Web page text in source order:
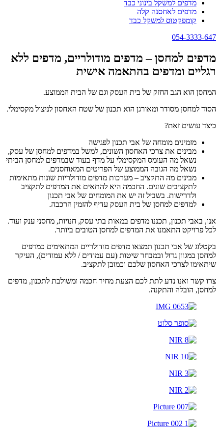
מדפים למשקל בינוני כבד
מדפים לאחסנה קלה
קומפקטוס למשקל כבד
054-3333-647
מדפים למחסן – מדפים מודולריים, מדפים ללא
רגליים ומדפים בהתאמה אישית
המחסן הוא הגב החזק של בית העסק וגם של הבית הממוצע.
הסוד למחסן מסודר ומאורגן הוא תכנון של שטח האחסון לניצול מקסימלי.
כיצד עושים זאת?
מזמינים מומחה של אבי תכנון לפגישה
מבינים את צרכי האחסון השונים, למשל במדפים למחסן של עסק,
נשאל מה העומס המקסימלי על מדף בעוד שבמדפים למחסן הביתי
נשאל מה הגובה הממוצע של הפריטים המאוחסנים.
מבינים מה התקציב – מערכות מדפים מודולריות שונות מתאימות
לתקציבים שונים. החכמה היא להתאים את המדפים לתקציב
ולדרישות. בשביל זה יש את המומחים של אבי תכנון
למדפים למחסן של בית העסק עדיף להזמין הרכבה.
אנו, באבי תכנון, תכננו מדפים במאות בתי עסק, חנויות, מחסני ענק ועוד.
לכל פרויקט התאמנו את המדפים למחסן הטובים ביותר.
בקטלוג של אבי תכנון תמצאו מדפים מודולריים המתאימים כמדפים
למחסן במגוון גדול ובמבחר שיטות (עם עמודים / ללא עמודים), העיקר
שיתאימו לצרכי האחסון שלכם וכמובן לתקציב.
צרו קשר ואנו נדע לתת לכם הצעת מחיר חכמה ומשולבת לתכנון, מדפים
למחסן, הובלה והתקנה.